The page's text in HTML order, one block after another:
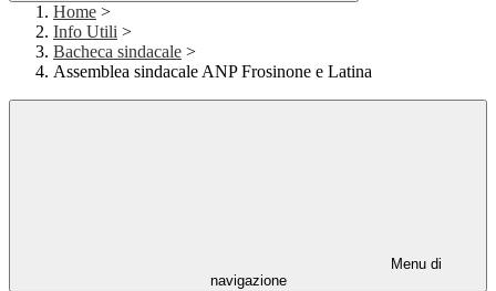
Home >
Info Utili >
Bacheca sindacale >
Assemblea sindacale ANP Frosinone e Latina
Menu di
navigazione